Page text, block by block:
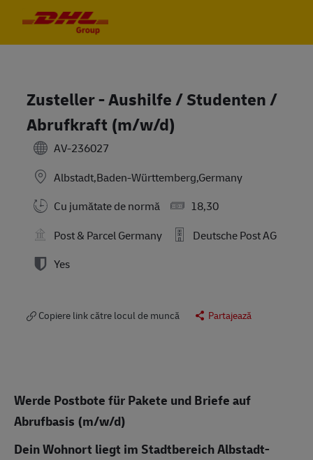
Zusteller - Aushilfe / Studenten /
Abrufkraft (m/w/d)
AV-236027
Albstadt,Baden-Württemberg,Germany
Cu jumătate de normă
18,30
Post & Parcel Germany
Deutsche Post AG
Yes
Copiere link către locul de muncă Partajează
Werde Postbote für Pakete und Briefe auf
Abrufbasis (m/w/d)
DeinWohnort liegt im Stadtbereich Albstadt-